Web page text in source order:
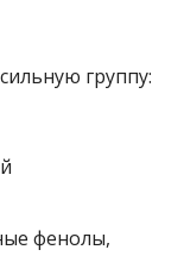
группу:
фенолы,